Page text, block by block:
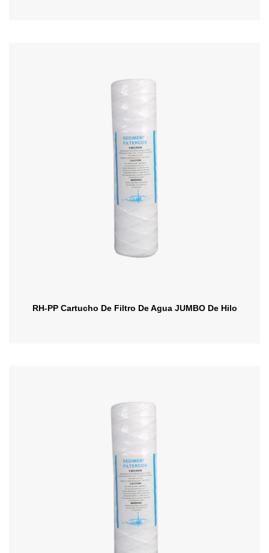
RH-PP Cartucho De Filtro De Agua JUMBO De Hilo